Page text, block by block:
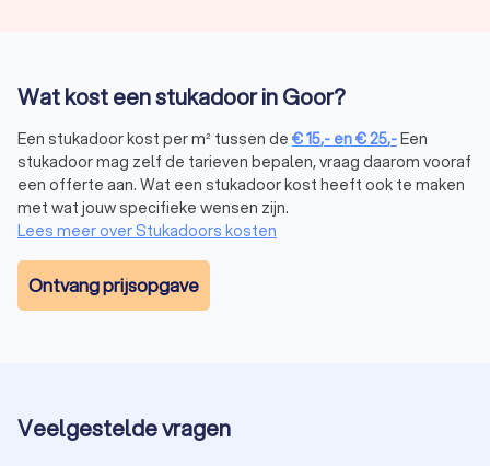
Wat kost een stukadoor in Goor?
Een stukadoor kost per m² tussen de €15,- en€25,-Een
stukadoor mag zelf de tarieven bepalen, vraag daarom vooraf
een offerte aan. Wat een stukadoor kost heeft ook te maken
met wat jouw specifieke wensen zijn.
Lees meer over Stukadoors kosten
Ontvang prijsopgave
Veelgestelde vragen